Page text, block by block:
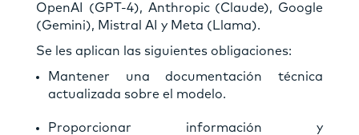
OpenAI (GPT-4), Anthropic (Claude), Google
(Gemini), Mistral AI y Meta (Llama).
Se les aplican las siguientes obligaciones:
Mantener una documentación técnica
actualizada sobre el modelo.
Proporcionar información y